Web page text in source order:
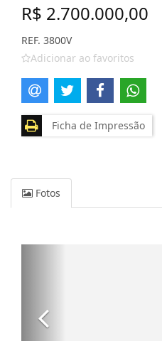
R$ 2.700.000,00
REF. 3800V
Adicionar ao favoritos
Ficha de Impressão
Fotos